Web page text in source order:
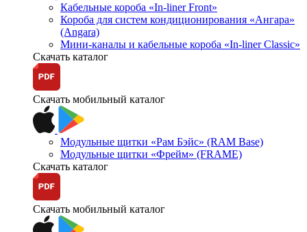
Кабельные короба «In-liner Front»
Короба для систем кондиционирования «Ангара»
(Angara)
Мини-каналы и кабельные короба «In-liner Classic»
Скачать каталог
Скачать мобильный каталог
Модульные щитки «Рам Бэйс» (RAM Base)
Модульные щитки «Фрейм» (FRAME)
Скачать каталог
Скачать мобильный каталог